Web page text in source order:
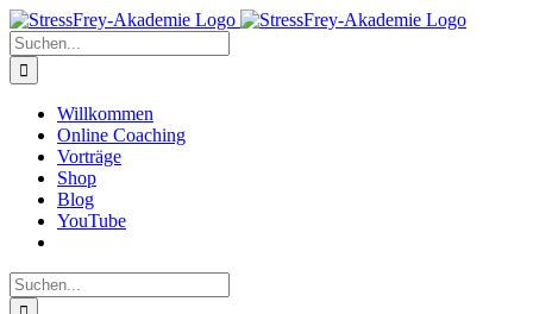
Zum
Inhalt
springen
Suche
nach:
Willkommen
Online Coaching
Vorträge
Shop
Blog
YouTube
Suche
nach: